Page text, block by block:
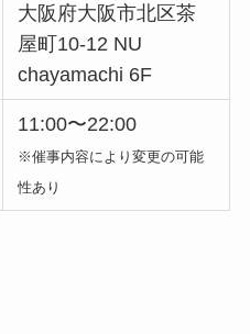
大阪府大阪市北区茶
屋町10-12 NU
chayamachi 6F
11:00〜22:00
※催事内容により変更の可能
性あり